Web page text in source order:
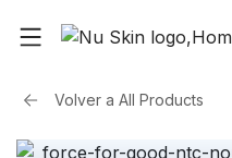
Volver a All Products